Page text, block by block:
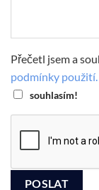
Přečetl jsem a
podmínky použití.
souhlasím!